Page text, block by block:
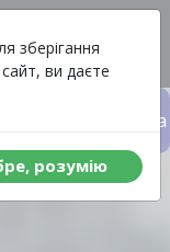
зберігання
ви даєте
розумiю
Вартість